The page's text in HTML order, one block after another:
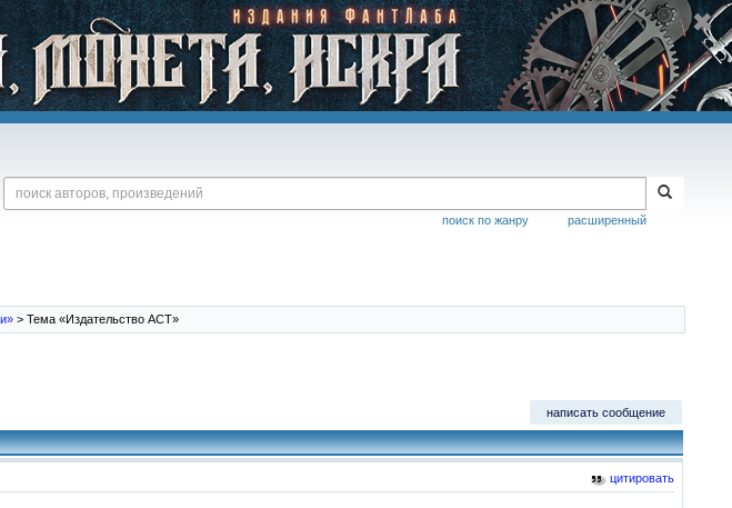
расширенный
поиск по жанру
> Тема «Издательство АСТ»
написать сообщение
цитировать